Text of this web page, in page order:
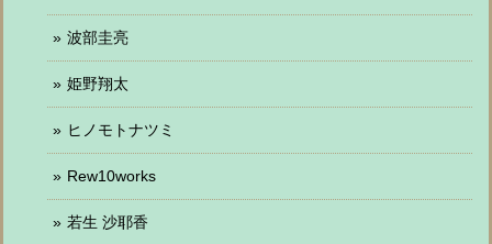
波部圭亮
姫野翔太
ヒノモトナツミ
Rew10works
若生 沙耶香